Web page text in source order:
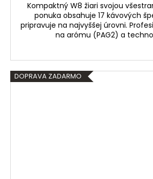
Kompaktný W8 žiari svojou
ponuka obsahuje 17 kávových
pripravuje na najvyššej úrovni.
na arómu (PAG2) a
DOPRAVA ZADARMO